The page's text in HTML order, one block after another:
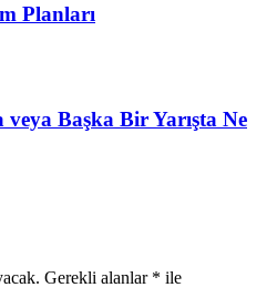
Planları
veya Başka Bir Yarışta Ne
Gerekli alanlar * ile